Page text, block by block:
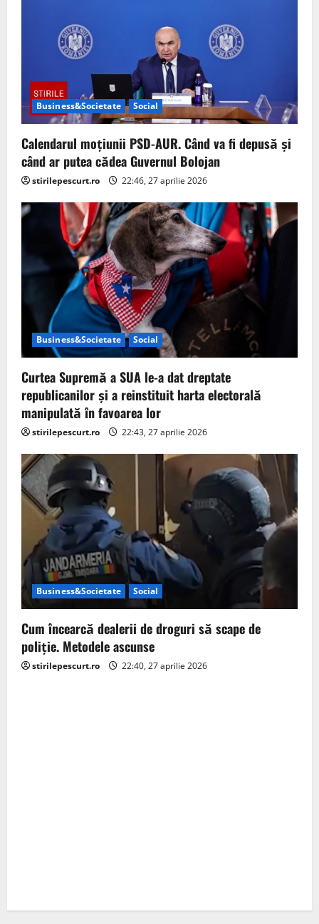
i
o
n
Business&Societate Social
Calendarul moțiunii PSD-AUR. Când va fi depusă și
când ar putea cădea Guvernul Bolojan
stirilepescurt.ro 22:46, 27 aprilie 2026
Business&Societate Social
Curtea Supremă a SUA le-a dat dreptate
republicanilor și a reinstituit harta electorală
manipulată în favoarea lor
stirilepescurt.ro 22:43, 27 aprilie 2026
Business&Societate Social
Cum încearcă dealerii de droguri să scape de
poliție. Metodele ascunse
stirilepescurt.ro 22:40, 27 aprilie 2026